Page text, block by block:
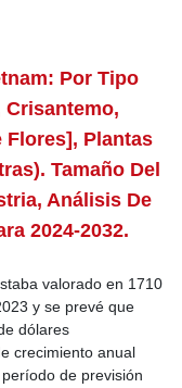
Por Tipo
Flores], Plantas
Tamaño Del
Análisis De
2024-2032.
valorado en 1710
y se prevé que
dólares
crecimiento anual
de previsión